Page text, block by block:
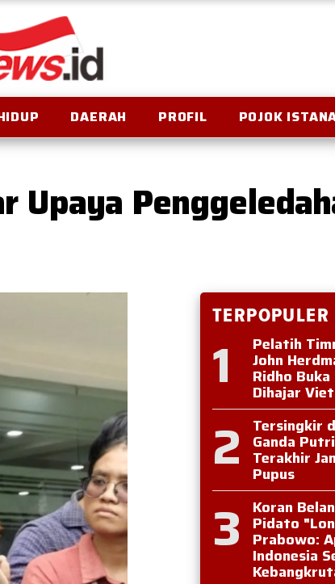
DAERAH PROFIL POJOK
Upaya
TERPOPULER
1 Pelatih
John
Ridho Buka
Dihajar
2 Tersingkir
Ganda
Terakhir
Pupus
3 Koran
Pidato
Prabowo:
Indonesia